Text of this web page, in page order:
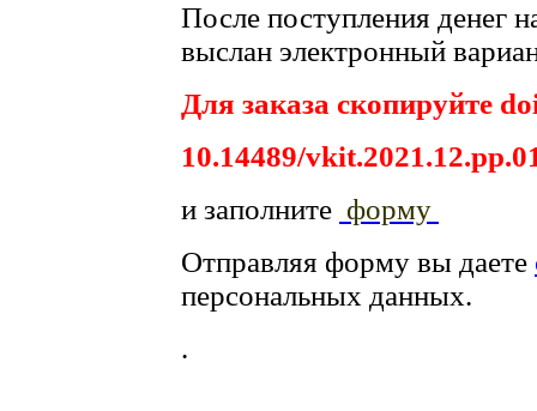
После поступления денег
выслан электронный
Для заказа скопируйте
10.14489/
и заполните форму
Отправляя форму вы даете
персональных данных.
.